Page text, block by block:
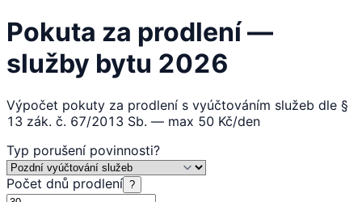
Pokuta za prodlení —
služby bytu 2026
Výpočet pokuty za prodlení s vyúčtováním služeb dle §
13 zák. č. 67/2013 Sb. — max 50 Kč/den
Typ porušení povinnosti?
Počet dnů prodlení ?